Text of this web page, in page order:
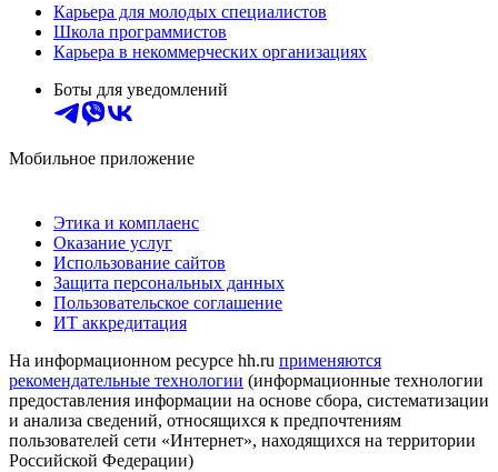
Карьера для молодых специалистов
Школа программистов
Карьера в некоммерческих организациях
Боты для уведомлений
Мобильное приложение
Этика и комплаенс
Оказание услуг
Использование сайтов
Защита персональных данных
Пользовательское соглашение
ИТ аккредитация
На информационном ресурсе hh.ru применяются
рекомендательные технологии (информационные технологии
предоставления информации на основе сбора, систематизации
и анализа сведений, относящихся к предпочтениям
пользователей сети «Интернет», находящихся на территории
Российской Федерации)